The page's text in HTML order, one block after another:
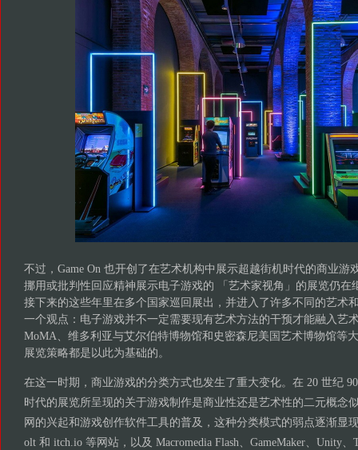
不过，Game On 也开创了在艺术机构中展示超越街机时代的商业游
挪用或批判性回应精神展示电子游戏的 「艺术家视角」的展览仍在
接下来的这些年里在多个国家巡回展出，并进入了许多不同的艺术
一个观点：电子游戏并不一定需要现有艺术方法的干预才能融入艺
MoMA、维多利亚与艾尔伯特博物馆和史密森尼美国艺术博物馆等
展览策略都是以此为基础的。
在这一时期，商业游戏的分类方式也发生了重大变化。在 20 世纪
时代的展览所呈现的关于游戏制作是商业性还是艺术性的二元概念
网的兴起和游戏创作软件工具的普及，这种分类模式的弱点逐渐显现
olt 和 itch.io 等网站，以及 Macromedia Flash、GameMaker、Unity